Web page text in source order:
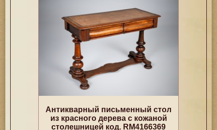
Антикварный письменный стол
из красного дерева с кожаной
столешницей код. RM4166369